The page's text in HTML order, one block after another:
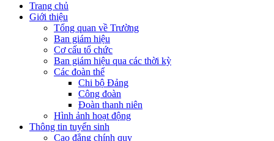
Trang chủ
Giới thiệu
Tổng quan về Trường
Ban giám hiệu
Cơ cấu tổ chức
Ban giám hiệu qua các thời kỳ
Các đoàn thể
Chi bộ Đảng
Công đoàn
Đoàn thanh niên
Hình ảnh hoạt động
Thông tin tuyển sinh
Cao đẳng chính quy